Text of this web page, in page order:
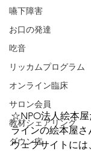
嚥下障害
お口の発達
吃音
リッカムプログラム
オンライン臨床
サロン会員
教材シェアリング
ダウン症
☆NPO法人絵本屋
ラインの絵本屋さ
ウェブサイトに